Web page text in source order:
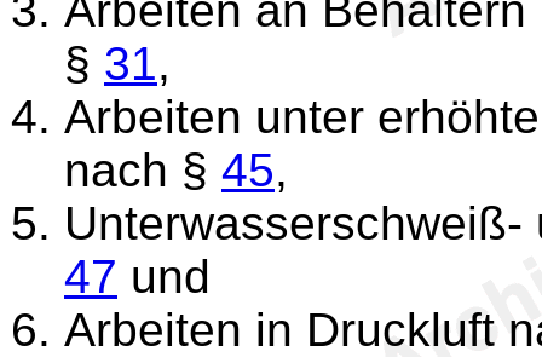
§ 31,
Arbeiten unter
nach § 45,
47 und
Arbeiten in Druckluft